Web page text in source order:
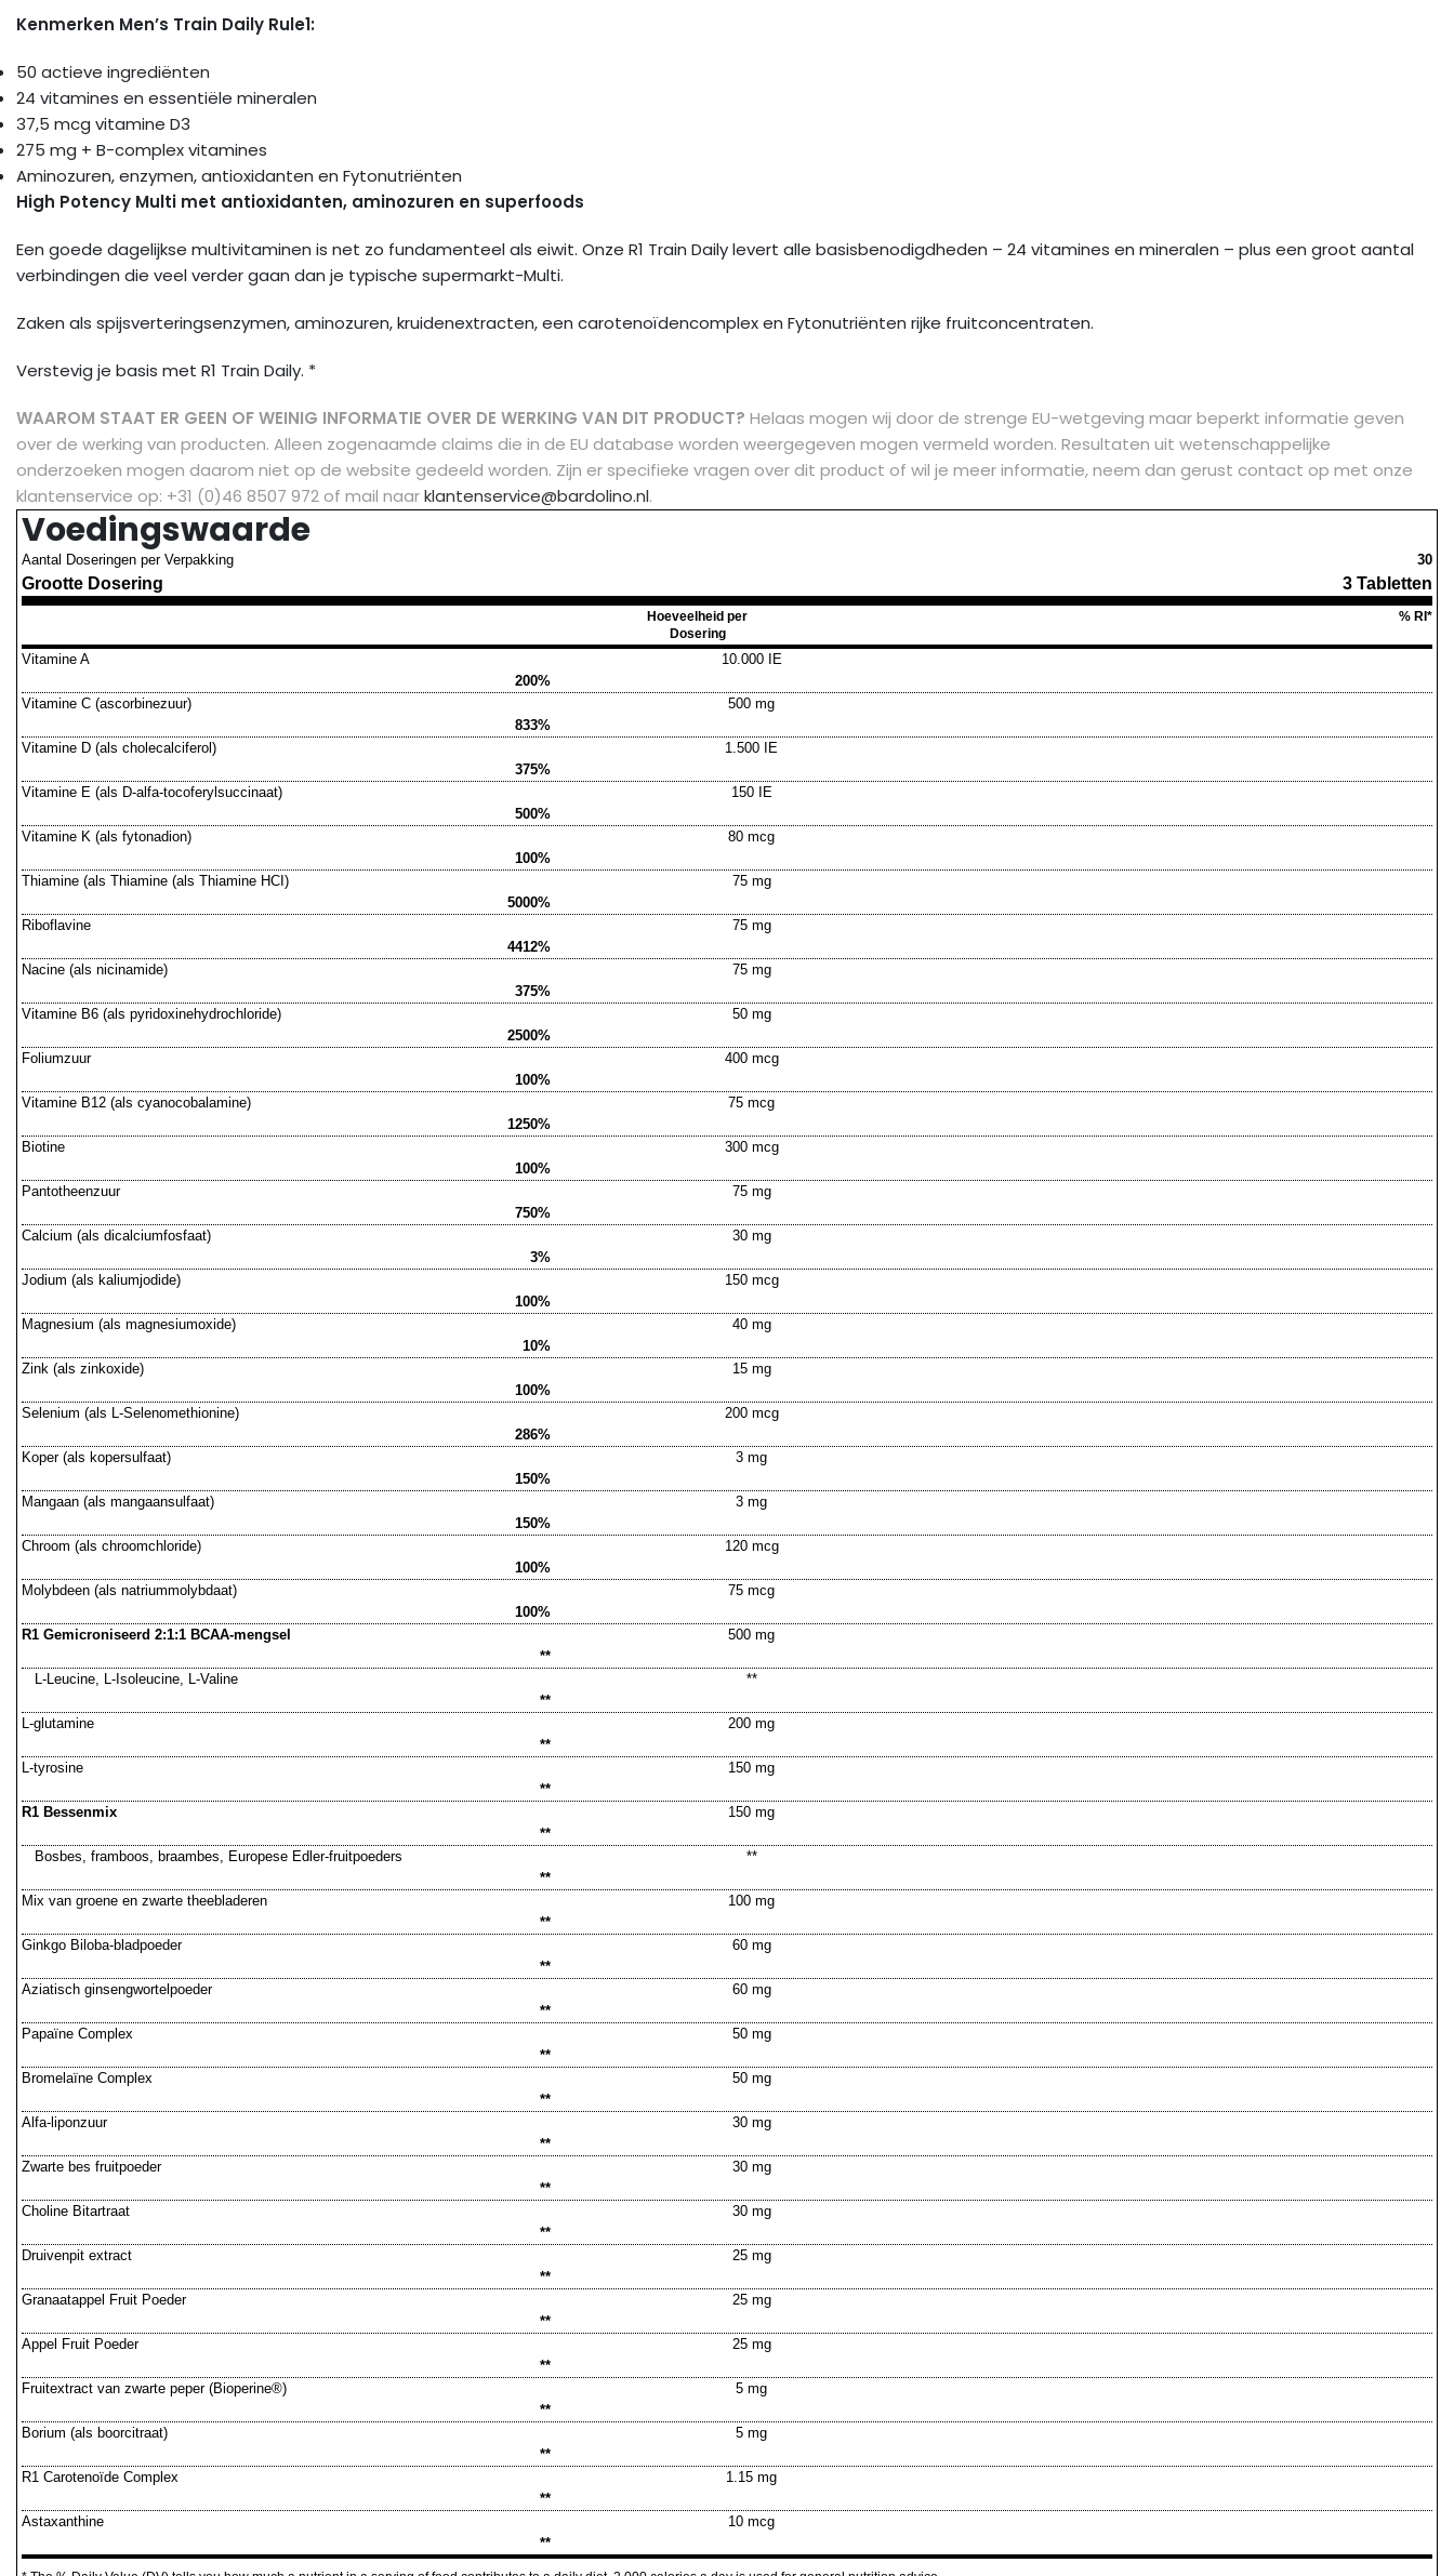
Kenmerken Men’s Train Daily Rule1:
50 actieve ingrediënten
24 vitamines en essentiële mineralen
37,5 mcg vitamine D3
275 mg + B-complex vitamines
Aminozuren, enzymen, antioxidanten en Fytonutriënten
High Potency Multi met antioxidanten, aminozuren en superfoods
Een goede dagelijkse multivitaminen is net zo fundamenteel als eiwit. Onze R1 Train Daily levert alle basisbenodigdheden – 24 vitamines en mineralen – plus een groot aantal
verbindingen die veel verder gaan dan je typische supermarkt-Multi.
Zaken als spijsverteringsenzymen, aminozuren, kruidenextracten, een carotenoïdencomplex en Fytonutriënten rijke fruitconcentraten.
Verstevig je basis met R1 Train Daily. *
WAAROM STAAT ER GEEN OF WEINIG INFORMATIE OVER DE WERKING VAN DIT PRODUCT? Helaas mogen wij door de strenge EU-wetgeving maar beperkt informatie geven
over de werking van producten. Alleen zogenaamde claims die in de EU database worden weergegeven mogen vermeld worden. Resultaten uit wetenschappelijke
onderzoeken mogen daarom niet op de website gedeeld worden. Zijn er specifieke vragen over dit product of wil je meer informatie, neem dan gerust contact op met onze
klantenservice op: +31 (0)46 8507 972 of mail naarklantenservice@bardolino.nl.
Voedingswaarde
Aantal Doseringen per Verpakking 30
Grootte Dosering 3 Tabletten
Hoeveelheid per
Dosering
% RI*
Vitamine A
10.000 IE
200%
Vitamine C (ascorbinezuur)
500 mg
833%
Vitamine D (als cholecalciferol)
1.500 IE
375%
Vitamine E (als D-alfa-tocoferylsuccinaat)
150 IE
500%
Vitamine K (als fytonadion)
80 mcg
100%
Thiamine (als Thiamine (als Thiamine HCI)
75 mg
5000%
Riboflavine
75 mg
4412%
Nacine (als nicinamide)
75 mg
375%
Vitamine B6 (als pyridoxinehydrochloride)
50 mg
2500%
Foliumzuur
400 mcg
100%
Vitamine B12 (als cyanocobalamine)
75 mcg
1250%
Biotine
300 mcg
100%
Pantotheenzuur
75 mg
750%
Calcium (als dicalciumfosfaat)
30 mg
3%
Jodium (als kaliumjodide)
150 mcg
100%
Magnesium (als magnesiumoxide)
40 mg
10%
Zink (als zinkoxide)
15 mg
100%
Selenium (als L-Selenomethionine)
200 mcg
286%
Koper (als kopersulfaat)
3 mg
150%
Mangaan (als mangaansulfaat)
3 mg
150%
Chroom (als chroomchloride)
120 mcg
100%
Molybdeen (als natriummolybdaat)
75 mcg
100%
R1 Gemicroniseerd 2:1:1 BCAA-mengsel
500 mg
**
L-Leucine, L-Isoleucine, L-Valine
**
**
L-glutamine
200 mg
**
L-tyrosine
150 mg
**
R1 Bessenmix
150 mg
**
Bosbes, framboos, braambes, Europese Edler-fruitpoeders
**
**
Mix van groene en zwarte theebladeren
100 mg
**
Ginkgo Biloba-bladpoeder
60 mg
**
Aziatisch ginsengwortelpoeder
60 mg
**
Papaïne Complex
50 mg
**
Bromelaïne Complex
50 mg
**
Alfa-liponzuur
30 mg
**
Zwarte bes fruitpoeder
30 mg
**
Choline Bitartraat
30 mg
**
Druivenpit extract
25 mg
**
Granaatappel Fruit Poeder
25 mg
**
Appel Fruit Poeder
25 mg
**
Fruitextract van zwarte peper (Bioperine®)
5 mg
**
Borium (als boorcitraat)
5 mg
**
R1 Carotenoïde Complex
1.15 mg
**
Astaxanthine
10 mcg
**